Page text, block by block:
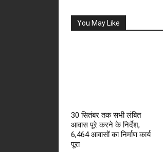
You May Like
30 सितंबर तक सभी लंबित
आवास पूरे करने के निर्देश,
6,464 आवासों का निर्माण कार्य
पूरा